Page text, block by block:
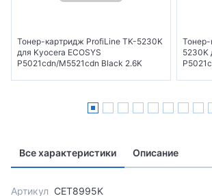
Тонер-картридж ProfiLine TK-5230K
для Kyocera ECOSYS
P5021cdn/M5521cdn Black 2.6K
5230K
Все характеристики Описание
Артикул CET8995K